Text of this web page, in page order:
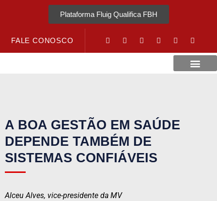
Plataforma Fluig Qualifica FBH
FALE CONOSCO
A BOA GESTÃO EM SAÚDE
DEPENDE TAMBÉM DE
SISTEMAS CONFIÁVEIS
Alceu Alves, vice-presidente da MV